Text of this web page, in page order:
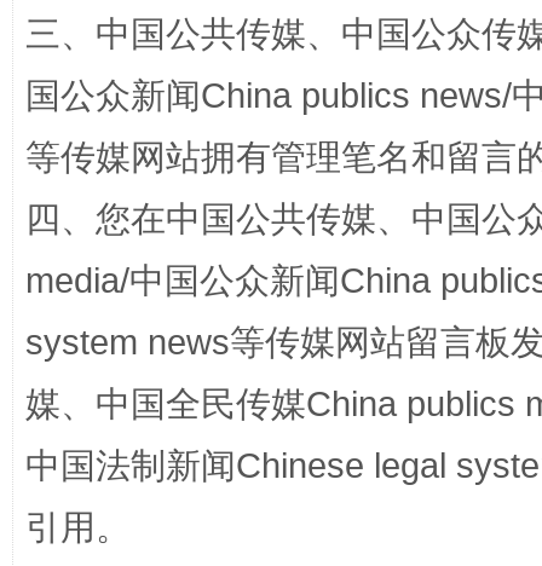
三、中国公共传媒、中国公众传
国公众新闻China publics news/
等传媒网站拥有管理笔名和留言
四、您在中国公共传媒、中国公
media/中国公众新闻China
system news等传媒网站留言板
媒、中国全民传媒China publics
中国法制新闻Chinese legal
引用。